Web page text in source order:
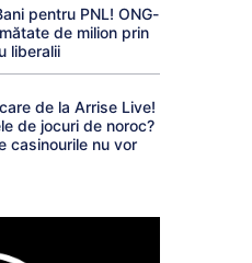
pentru PNL! ONG-
de milion prin
liberalii
de la Arrise Live!
de jocuri de noroc?
casinourile nu vor